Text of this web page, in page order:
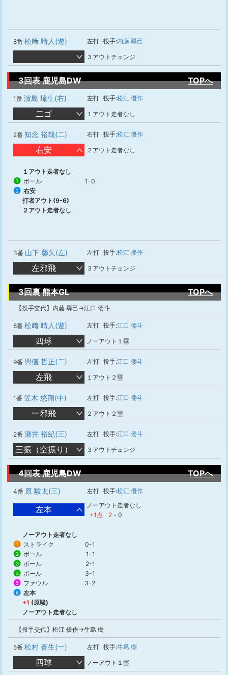
8番 松﨑 晴人(遊) 左打 投手:内藤 尋己
３アウトチェンジ
3回表 鹿児島DW TOPへ
1番 濵島 琉生(右) 左打 投手:松江 優作
二ゴ １アウト走者なし
2番 知念 裕哉(二) 右打 投手:松江 優作
右安 ２アウト走者なし
１アウト走者なし
1 ボール 1-0
2
右安
打者アウト(9-6)
２アウト走者なし
3番 山下 馨矢(左) 左打 投手:松江 優作
左邪飛 ３アウトチェンジ
3回裏 熊本GL TOPへ
【投手交代】内藤 尋己→江口 倭斗
8番 松﨑 晴人(遊) 左打 投手:江口 倭斗
四球 ノーアウト１塁
9番 與儀 哲正(二) 左打 投手:江口 倭斗
左飛 １アウト２塁
1番 笠木 悠翔(中) 左打 投手:江口 倭斗
一邪飛 ２アウト２塁
2番 瀬井 裕紀(三) 左打 投手:江口 倭斗
三振（空振り） ３アウトチェンジ
4回表 鹿児島DW TOPへ
4番 原 駿太(三) 右打 投手:松江 優作
左本
ノーアウト走者なし
+1点
2 - 0
ノーアウト走者なし
1 ストライク 0-1
2 ボール 1-1
3 ボール 2-1
4 ボール 3-1
5 ファウル 3-2
6
左本
+1 (原駿)
ノーアウト走者なし
【投手交代】松江 優作→牛島 樹
5番 松村 蒼生(一) 左打 投手:牛島 樹
四球 ノーアウト１塁